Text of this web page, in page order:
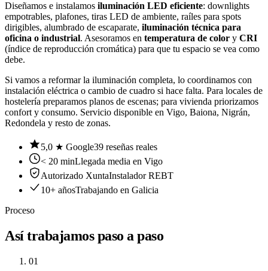
Diseñamos e instalamos iluminación LED eficiente: downlights
empotrables, plafones, tiras LED de ambiente, raíles para spots
dirigibles, alumbrado de escaparate, iluminación técnica para
oficina o industrial. Asesoramos en temperatura de color y CRI
(índice de reproducción cromática) para que tu espacio se vea como
debe.
Si vamos a reformar la iluminación completa, lo coordinamos con
instalación eléctrica o cambio de cuadro si hace falta. Para locales de
hostelería preparamos planos de escenas; para vivienda priorizamos
confort y consumo. Servicio disponible en Vigo, Baiona, Nigrán,
Redondela y resto de zonas.
5,0 ★ Google39 reseñas reales
< 20 minLlegada media en Vigo
Autorizado XuntaInstalador REBT
10+ añosTrabajando en Galicia
Proceso
Así trabajamospaso a paso
01